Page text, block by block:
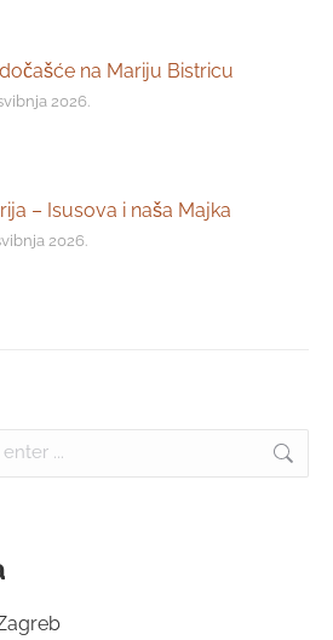
na Mariju Bistricu
2026.
– Isusova i naša Majka
2026.